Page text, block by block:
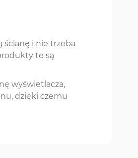
ścianę i nie trzeba
te są
wyświetlacza,
dzięki czemu